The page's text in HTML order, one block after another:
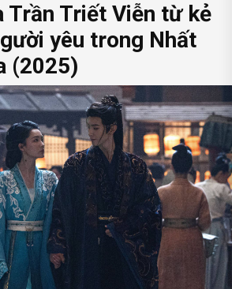
Trần Triết Viễn từ kẻ
yêu trong Nhất
(2025)